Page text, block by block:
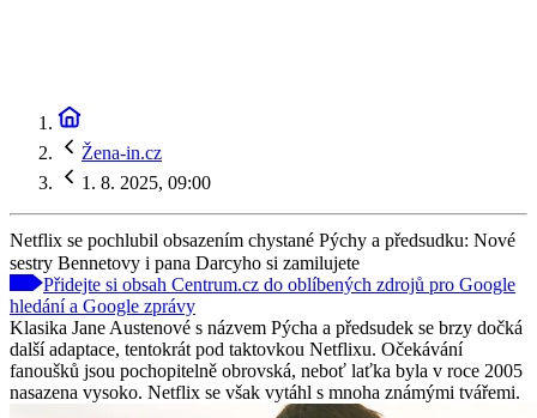
Žena-in.cz
1. 8. 2025, 09:00
Netflix se pochlubil obsazením chystané Pýchy a předsudku: Nové
sestry Bennetovy i pana Darcyho si zamilujete
Přidejte si obsah Centrum.cz do oblíbených zdrojů pro Google
hledání a Google zprávy
Klasika Jane Austenové s názvem Pýcha a předsudek se brzy dočká
další adaptace, tentokrát pod taktovkou Netflixu. Očekávání
fanoušků jsou pochopitelně obrovská, neboť laťka byla v roce 2005
nasazena vysoko. Netflix se však vytáhl s mnoha známými tvářemi.